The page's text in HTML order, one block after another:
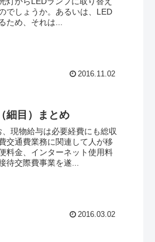
でしょうか。あるいは、LED
ため、それは...
2016.11.02
細目）まとめ
現物給与は必要経費にも総収
交通費業務に関連して人が移
料金、インターネット使用料
待交際費事業を遂...
2016.03.02